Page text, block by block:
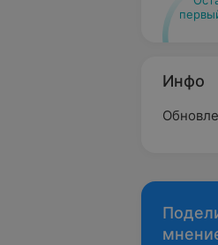
Инфо